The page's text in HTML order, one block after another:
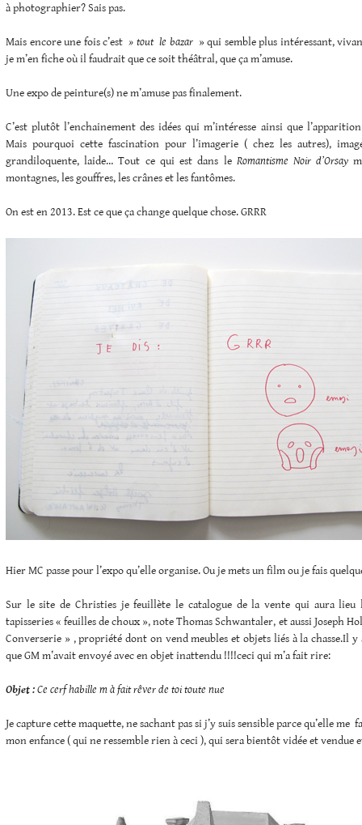
à photographier? Sais pas.
Mais encore une fois c’est » tout le bazar» qui semble plus intéressant,
je m’en fiche où il faudrait que ce soit théâtral, que ça m’amuse.
Une expo de peinture(s) ne m’amuse pas finalement.
C’est plutôt l’enchainement des idées qui m’intéresse ainsi que
Mais pourquoi cette fascination pour l’imagerie ( chez les autres),
grandiloquente, laide… Tout ce qui est dans le Romantisme Noir d’Orsay
montagnes, les gouffres, les crânes et les fantômes.
On est en 2013. Est ce que ça change quelque chose. GRRR
Hier MC passe pour l’expo qu’elle organise. Ou je mets un film ou je fais
Sur le site de Christies je feuillète le catalogue de la vente qui aura lieu
tapisseries « feuilles de choux », note Thomas Schwantaler, et aussi Joseph
Converserie » , propriété dont on vend meubles et objets liés à la chasse.Il
que GM m’avait envoyé avec en objet inattendu !!!!ceci qui m’a fait rire:
Objet :Ce cerf habille m à fait rêver de toi toute nue
Je capture cette maquette, ne sachant pas si j’y suis sensible parce qu’elle me
mon enfance ( qui ne ressemble rien à ceci ), qui sera bientôt vidée et vendue